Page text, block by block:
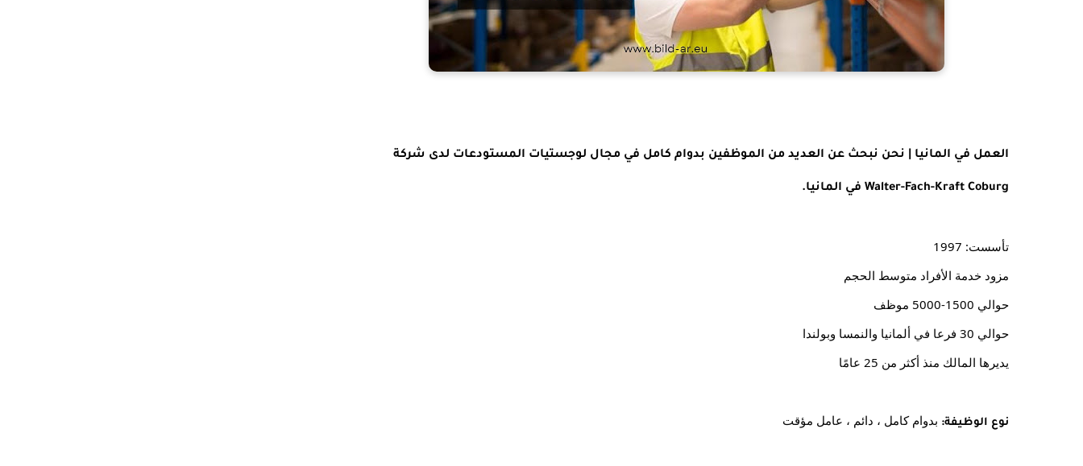
Walter-Fach-Kraft Coburg في المانيا.
تأسست: 1997
مزود خدمة الأفراد متوسط ​​الحجم
حوالي 1500-5000 موظف
حوالي 30 فرعا في ألمانيا والنمسا وبولندا
يديرها المالك منذ أكثر من 25 عامًا
نوع الوظيفة: بدوام كامل ، دائم ، عامل مؤقت